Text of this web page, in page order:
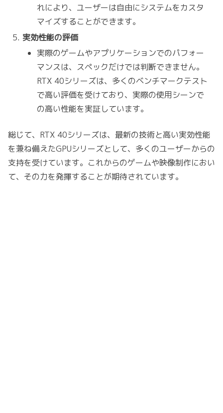
れにより、ユーザーは自由にシステムをカスタ
マイズすることができます。
実効性能の評価
実際のゲームやアプリケーションでのパフォー
マンスは、スペックだけでは判断できません。
RTX 40シリーズは、多くのベンチマークテスト
で高い評価を受けており、実際の使用シーンで
の高い性能を実証しています。
総じて、RTX 40シリーズは、最新の技術と高い実効性能
を兼ね備えたGPUシリーズとして、多くのユーザーからの
支持を受けています。これからのゲームや映像制作におい
て、その力を発揮することが期待されています。